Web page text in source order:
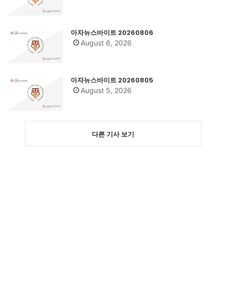
아자뉴스바이트 20260806
August 6, 2026
아자뉴스바이트 20260805
August 5, 2026
다른 기사 보기